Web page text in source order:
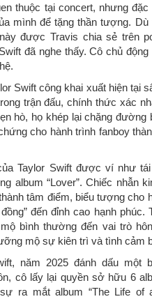
thuộc tại concert, nhưng đặc
mình để tặng thần tượng. Dù
được Travis chia sẻ trên
đã nghe thấy. Cô chủ
Swift công khai xuất hiện tại
trận đấu, chính thức xác
hò, họ khép lại chặng đường
cho hành trình fanboy
Taylor Swift được ví như
album “Lover”. Chiếc nhẫn
tâm điểm, biểu tượng cho
đến đỉnh cao hạnh phúc.
bình thường đến vai trò
mộ sự kiên trì và tình cảm
năm 2025 đánh dấu một
cô lấy lại quyền sở hữu 6
ra mắt album “The Life of